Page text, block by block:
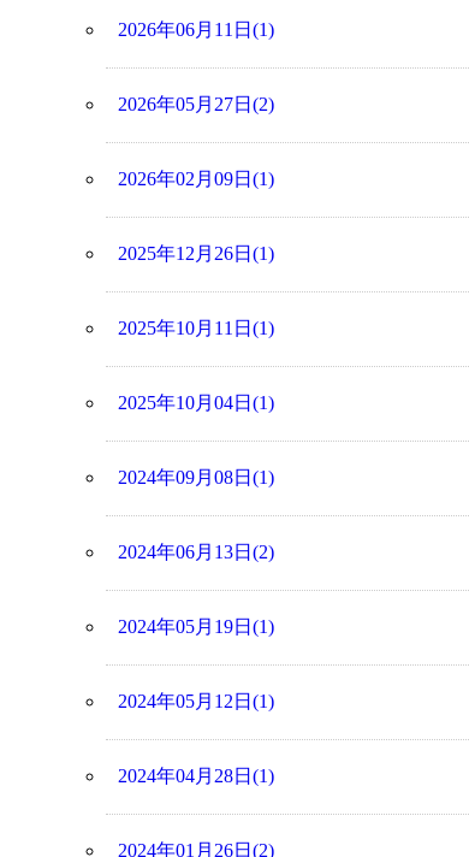
2026年06月11日(1)
2026年05月27日(2)
2026年02月09日(1)
2025年12月26日(1)
2025年10月11日(1)
2025年10月04日(1)
2024年09月08日(1)
2024年06月13日(2)
2024年05月19日(1)
2024年05月12日(1)
2024年04月28日(1)
2024年01月26日(2)